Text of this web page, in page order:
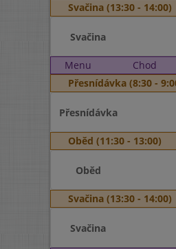
Svačina (13:30 - 14:00)
Svačina
Menu Chod
Přesnídávka (8:30 -
Přesnídávka
Oběd (11:30 - 13:00)
Oběd
Svačina (13:30 - 14:00)
Svačina